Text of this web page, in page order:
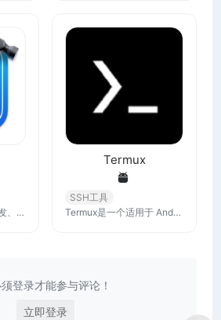
Xcode 15 让你能够开发、测试和分发适用于所有 Apple 平台的 App。借助增强的代码补齐功能、交互式预览和实时动画，更快地推进 App 的编码和设计
Termux
SSH工具
Termux是一个适用于 Android 的终端模拟器，其环境类似于 Linux 环境。 无需Root或设置即可使用。 Termux 会自动进行最小安装 - 使用 APT 包管理器即可获得其他软件包。
登录才能参与评论！
立即登录